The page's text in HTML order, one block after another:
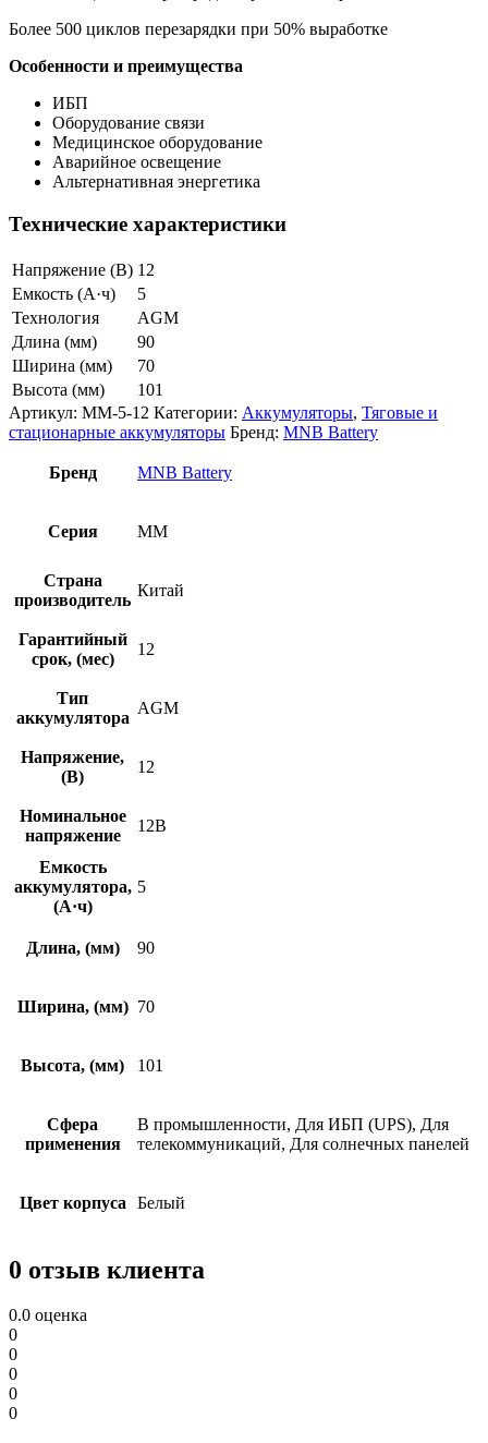
Более 500 циклов перезарядки при 50% выработке
Особенности и преимущества
ИБП
Оборудование связи
Медицинское оборудование
Аварийное освещение
Альтернативная энергетика
Технические характеристики
Напряжение (В) 12
Емкость (А·ч)
5
Технология
AGM
Длина (мм)
90
Ширина (мм)
70
Высота (мм)
101
Артикул: MM-5-12 Категории: Аккумуляторы, Тяговые и
стационарные аккумуляторы Бренд: MNB Battery
Бренд MNB Battery
Серия MM
Страна
производитель
Китай
Гарантийный
срок, (мес)
12
Тип
аккумулятора
AGM
Напряжение,
(В)
12
Номинальное
напряжение
12В
Емкость
аккумулятора,
(А·ч)
5
Длина, (мм) 90
Ширина, (мм) 70
Высота, (мм) 101
Сфера
применения
В промышленности, Для ИБП (UPS), Для
телекоммуникаций, Для солнечных панелей
Цвет корпуса Белый
0 отзыв клиента
0.0 оценка
0
0
0
0
0